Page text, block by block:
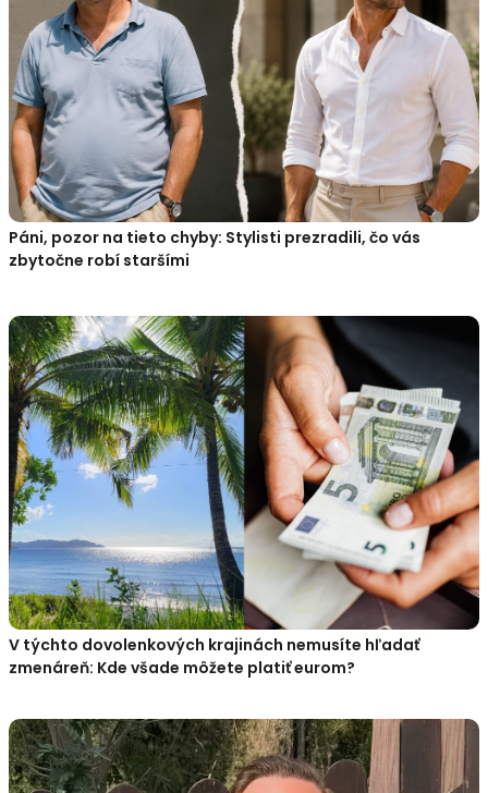
Páni, pozor na tieto chyby: Stylisti prezradili, čo vás
zbytočne robí staršími
V týchto dovolenkových krajinách nemusíte hľadať
zmenáreň: Kde všade môžete platiť eurom?